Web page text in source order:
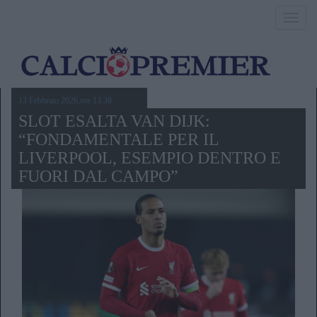
13 Febbraio 2026,ore 13.38
SLOT ESALTA VAN DIJK:
“FONDAMENTALE PER IL
LIVERPOOL, ESEMPIO DENTRO E
FUORI DAL CAMPO”